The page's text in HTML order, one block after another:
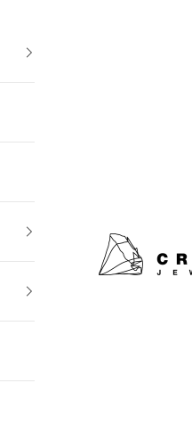
crystalpjewelry